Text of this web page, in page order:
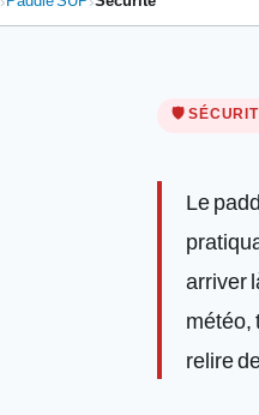
🛡️
Le
arriver
météo,
relire